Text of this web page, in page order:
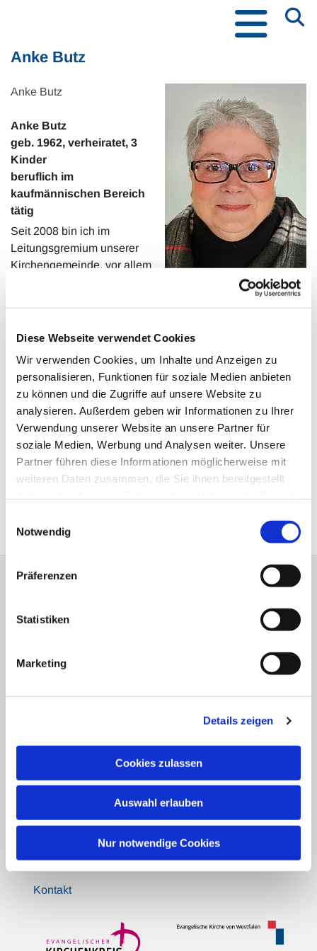
Diese Webseite verwendet Cookies
Wir verwenden Cookies, um Inhalte und Anzeigen zu
personalisieren, Funktionen für soziale Medien anbieten
zu können und die Zugriffe auf unsere Website zu
analysieren. Außerdem geben wir Informationen zu Ihrer
Verwendung unserer Website an unsere Partner für
soziale Medien, Werbung und Analysen weiter. Unsere
Partner führen diese Informationen möglicherweise mit
weiteren Daten zusammen, die Sie ihnen bereitgestellt
Notwendig
Präferenzen
Statistiken
Marketing
Details zeigen
Cookies zulassen
Auswahl erlauben
Nur notwendige Cookies
Anke Butz
Anke Butz
Anke Butz
geb. 1962, verheiratet, 3
Kinder
beruflich im
kaufmännischen Bereich
tätig
Seit 2008 bin ich im
Leitungsgremium unserer
Kirchengemeinde, vor allem
Kirchenmusik, tätig. Mein seit 45 Jahren bestehendes
Freude, sondern stellt auch eine konstante Bindung zum
Als Presbyterin nehme ich die Möglichkeit wahr, in der
Gemeinde aktiv mitzuwirken, mit dem Ziel, das
Gemeindeleben so zu gestalten, dass sich möglichst viele
Menschen bei uns wohlfühlen und die vielfältigen
Veranstaltungen gern besuchen.
Dieses Engagement möchte ich sehr gern fortführen und
ich freu mich auf die Arbeit in einem neuen dynamischen
Team.
Theesener Straße 33 33739 Bielefeld
bi-kg-versoehnung@kirche-bielefeld.de
Evangelischer Kirchenkreis
BIC: GENODED1DKD
Verwendungszweck: Versöhnungs-
Kirchengemeinde Jöllenbeck(+ nach Bedarf
gezielter Spendenzweck)
Kontakt